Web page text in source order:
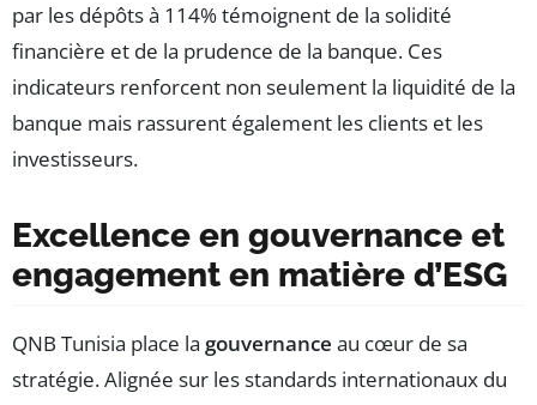
par les dépôts à 114% témoignent de la solidité
financière et de la prudence de la banque. Ces
indicateurs renforcent non seulement la liquidité de la
banque mais rassurent également les clients et les
investisseurs.
Excellence en gouvernance et
engagement en matière d’ESG
QNB Tunisia place la gouvernance au cœur de sa
stratégie. Alignée sur les standards internationaux du